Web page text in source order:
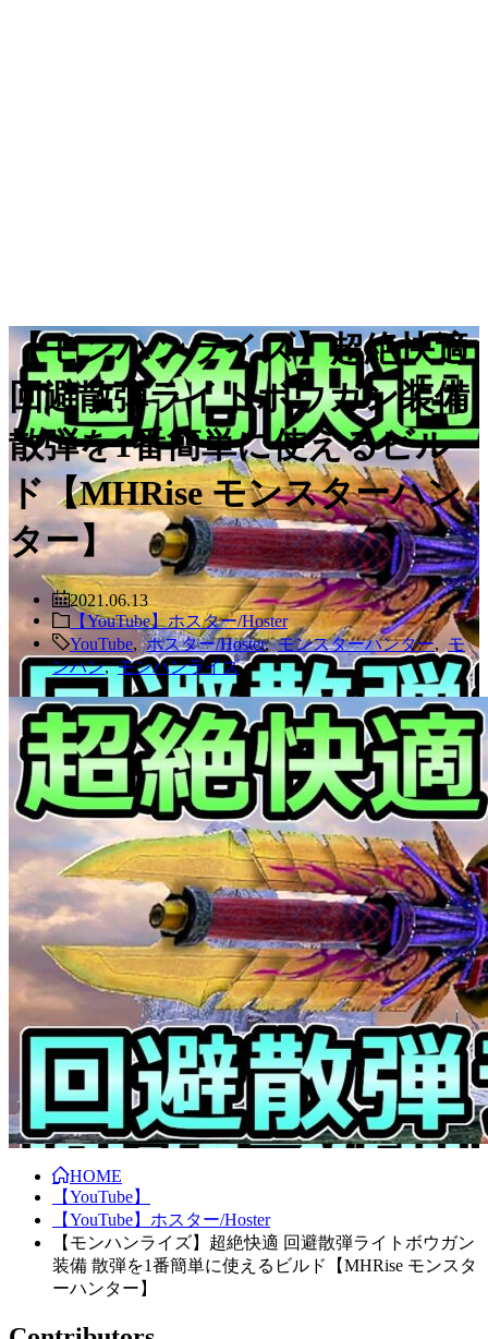
【モンハンライズ】超絶快適
回避散弾ライトボウガン装備
散弾を1番簡単に使えるビル
ド【MHRise モンスターハン
ター】
2021.06.13
【YouTube】ホスター/Hoster
YouTube ,ホスター/Hoster,モンスターハンター, モ
ンハン,モンハンライズ
HOME
【YouTube】
【YouTube】ホスター/Hoster
【モンハンライズ】超絶快適 回避散弾ライトボウガン
装備 散弾を1番簡単に使えるビルド【MHRise モンスタ
ーハンター】